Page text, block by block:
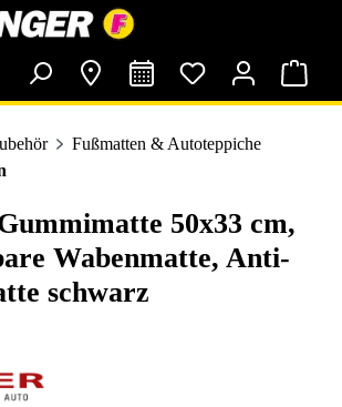
Fußmatten & Autoteppiche
50x33 cm,
Wabenmatte, Anti-
schwarz